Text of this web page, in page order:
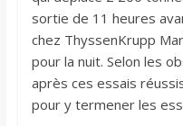
sortie de 11 heures
chez ThyssenKrupp
pour la nuit. Selon les
après ces essais
pour y termener les